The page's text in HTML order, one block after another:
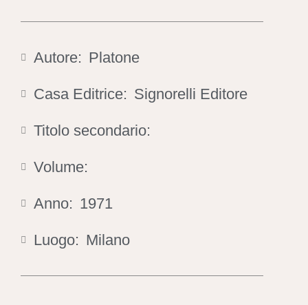
Autore: Platone
Casa Editrice: Signorelli Editore
Titolo secondario:
Volume:
Anno: 1971
Luogo: Milano